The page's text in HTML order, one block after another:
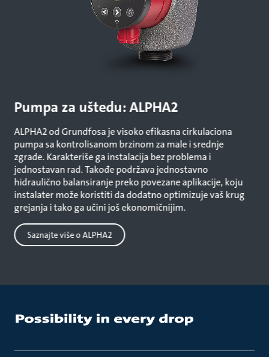
Pumpa za uštedu: ALPHA2
ALPHA2 od Grundfosa je visoko efikasna cirkulaciona
pumpa sa kontrolisanom brzinom za male i srednje
zgrade. Karakteriše ga instalacija bez problema i
jednostavan rad. Takođe podržava jednostavno
hidraulično balansiranje preko povezane aplikacije, koju
instalater može koristiti da dodatno optimizuje vaš krug
grejanja i tako ga učini još ekonomičnijim.
Saznajte više o ALPHA2